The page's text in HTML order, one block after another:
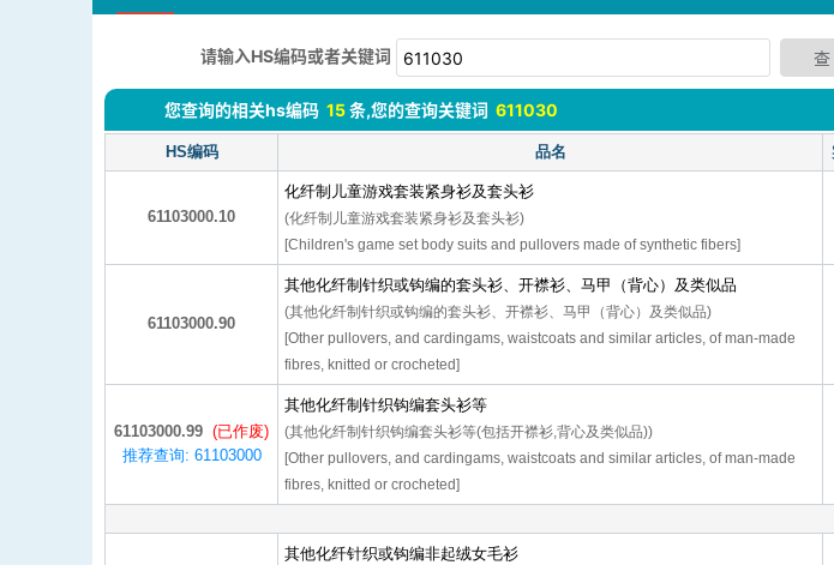
请输入HS编码或者关键词
您查询的相关hs编码 15条,您的查询关键词 611030
HS编码 品名
61103000.10
化纤制儿童游戏套装紧身衫及套头衫
(化纤制儿童游戏套装紧身衫及套头衫)
[Children's game set body suits and pullovers made of synthetic fibers]
61103000.90
其他化纤制针织或钩编的套头衫、开襟衫、马甲（背心）及类似品
(其他化纤制针织或钩编的套头衫、开襟衫、马甲（背心）及类似品)
[Other pullovers, and cardingams, waistcoats and similar articles, of man-made
fibres, knitted or crocheted]
61103000.99 (已作废)
推荐查询: 61103000
其他化纤制针织钩编套头衫等
(其他化纤制针织钩编套头衫等(包括开襟衫,背心及类似品))
[Other pullovers, and cardingams, waistcoats and similar articles, of man-made
fibres, knitted or crocheted]
其他化纤针织或钩编非起绒女毛衫